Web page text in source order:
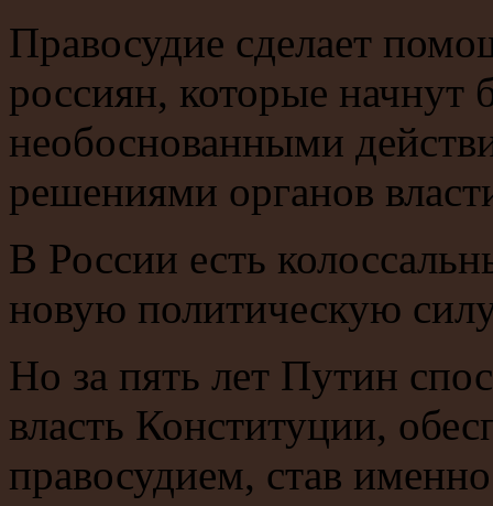
Правосудие сделает
россиян, которые начнут
необоснованными
решениями органов
В России есть
новую политическую
Но за пять лет Путин
власть Конституции,
правосудием, став